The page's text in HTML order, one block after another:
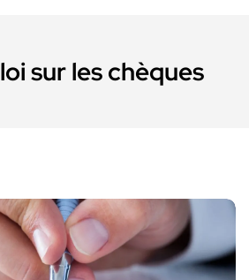
loi sur les chèques